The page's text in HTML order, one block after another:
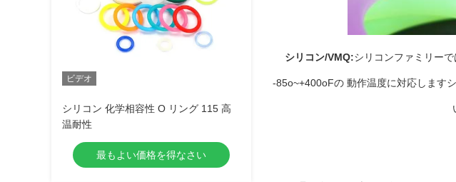
ビデオ
シリコン 化学相容性 O リング 115 高
温耐性
最もよい価格を得なさい
シリコン/VMQ:シリコンファミリー
-85o~+400oFの 動作温度に対応します